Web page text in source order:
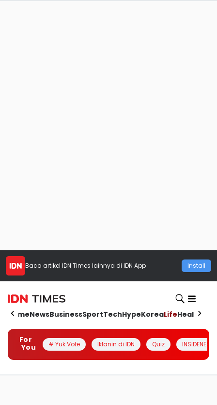
Baca artikel IDN Times lainnya di IDN App Install
HomeNewsBusinessSportTechHypeKoreaLifeHealth
For
You
# Yuk Vote Iklanin di IDN Quiz INSIDENESIA